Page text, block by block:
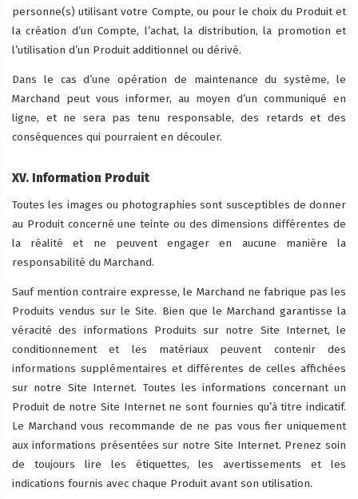
personne(s) utilisant votre Compte, ou pour le choix du Produit et
la création d’un Compte, l’achat, la distribution, la promotion et
l’utilisation d’un Produit additionnel ou dérivé.
Dans le cas d’une opération de maintenance du système, le
Marchand peut vous informer, au moyen d’un communiqué en
ligne, et ne sera pas tenu responsable, des retards et des
conséquences qui pourraient en découler.
XV. Information Produit
Toutes les images ou photographies sont susceptibles de donner
au Produit concerné une teinte ou des dimensions différentes de
la réalité et ne peuvent engager en aucune manière la
responsabilité du Marchand.
Sauf mention contraire expresse, le Marchand ne fabrique pas les
Produits vendus sur le Site. Bien que le Marchand garantisse la
véracité des informations Produits sur notre Site Internet, le
conditionnement et les matériaux peuvent contenir des
informations supplémentaires et différentes de celles affichées
sur notre Site Internet. Toutes les informations concernant un
Produit de notre Site Internet ne sont fournies qu’à titre indicatif.
Le Marchand vous recommande de ne pas vous fier uniquement
aux informations présentées sur notre Site Internet. Prenez soin
de toujours lire les étiquettes, les avertissements et les
indications fournis avec chaque Produit avant son utilisation.